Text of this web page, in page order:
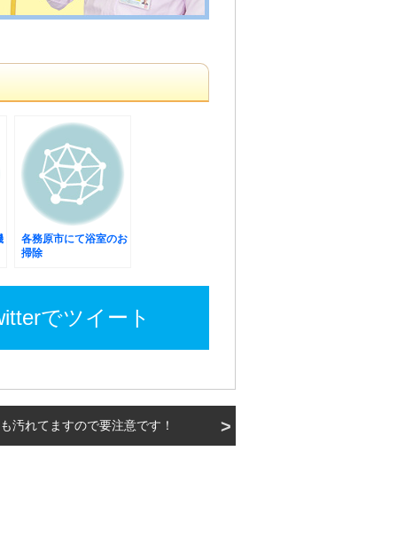
各務原市にて浴室のお
掃除
でツイート
汚れてますので要注意です！